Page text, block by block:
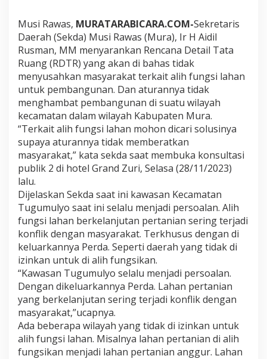
r
a
t
a
n
M
a
s
y
a
r
a
k
Musi Rawas, MURATARABICARA.COM-Sekretaris
Daerah (Sekda) Musi Rawas (Mura), Ir H Aidil
Rusman, MM menyarankan Rencana Detail Tata
Ruang (RDTR) yang akan di bahas tidak
menyusahkan masyarakat terkait alih fungsi lahan
untuk pembangunan. Dan aturannya tidak
menghambat pembangunan di suatu wilayah
kecamatan dalam wilayah Kabupaten Mura.
“Terkait alih fungsi lahan mohon dicari solusinya
supaya aturannya tidak memberatkan
masyarakat,” kata sekda saat membuka konsultasi
publik 2 di hotel Grand Zuri, Selasa (28/11/2023)
lalu.
Dijelaskan Sekda saat ini kawasan Kecamatan
Tugumulyo saat ini selalu menjadi persoalan. Alih
fungsi lahan berkelanjutan pertanian sering terjadi
konflik dengan masyarakat. Terkhusus dengan di
keluarkannya Perda. Seperti daerah yang tidak di
izinkan untuk di alih fungsikan.
“Kawasan Tugumulyo selalu menjadi persoalan.
Dengan dikeluarkannya Perda. Lahan pertanian
yang berkelanjutan sering terjadi konflik dengan
masyarakat,”ucapnya.
Ada beberapa wilayah yang tidak di izinkan untuk
alih fungsi lahan. Misalnya lahan pertanian di alih
fungsikan menjadi lahan pertanian anggur. Lahan